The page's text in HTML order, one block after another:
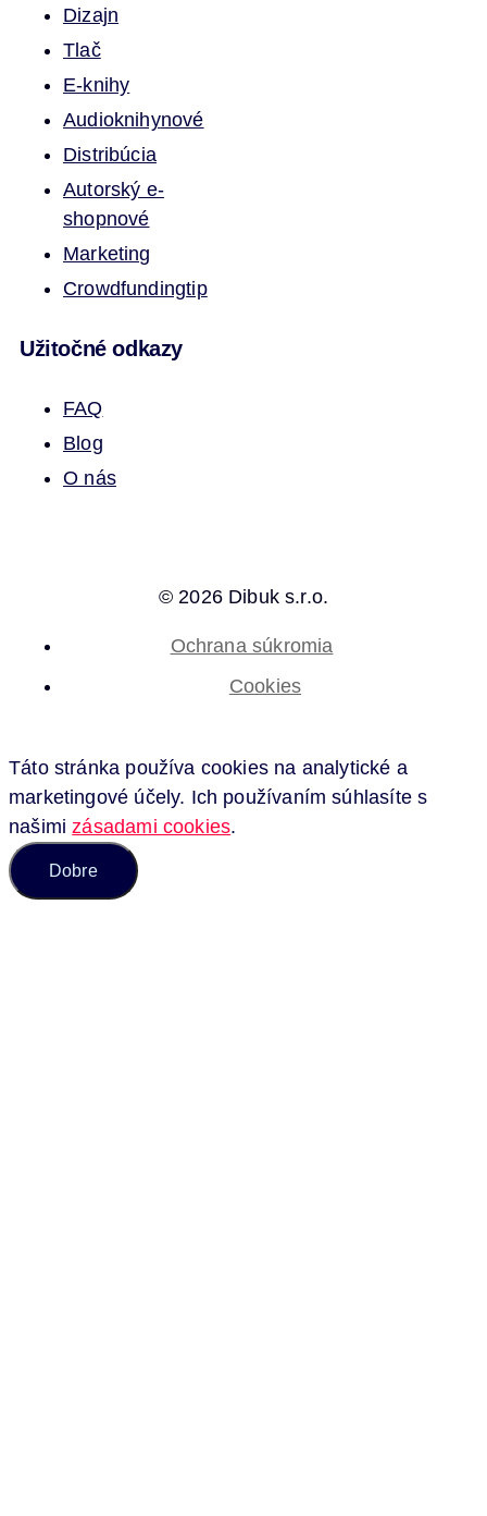
Dizajn
Tlač
E-knihy
Audioknihynové
Distribúcia
Autorský e-
shopnové
Marketing
Crowdfundingtip
Užitočné odkazy
FAQ
Blog
O nás
© 2026 Dibuk s.r.o.
Ochrana súkromia
Cookies
Táto stránka používa cookies na analytické a
marketingové účely. Ich používaním súhlasíte s
našimizásadami cookies.
Dobre